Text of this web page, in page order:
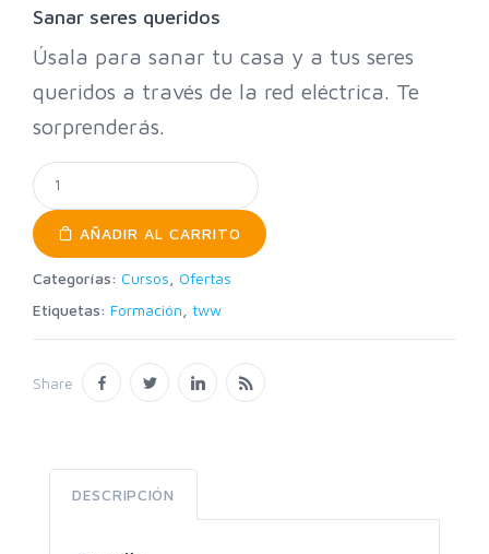
Sanar seres queridos
Úsala para sanar tu casa y a tus seres
queridos a través de la red eléctrica. Te
sorprenderás.
AÑADIR AL CARRITO
Categorías: Cursos
Ofertas
Etiquetas: Formación tww
Share
DESCRIPCIÓN